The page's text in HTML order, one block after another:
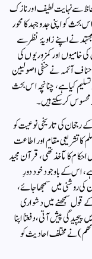
سے نہایت لطیف اور نازک
کو اپنی جد و جہد کا محور
نے اپنے زاویۂ نظر سے
خامیوں اور کمزوریوں کی
آئمہ نے حنفی اصولیین
کیا ہے، چنانچہ اس بحث
محسوس کرسکتے ہیں۔
کی تاریخی نوعیت کو
کا تشریعی مقام اور اطاعت
کا مآخذ تھی، قرآن مجید
اس کے باوجود خود دورِ
کی روشنی میں سمجھا جائے،
قول سمجھنے میں دشواری
پیش آتی، دفعتاً اپنا
نے مختلف احادیث کو